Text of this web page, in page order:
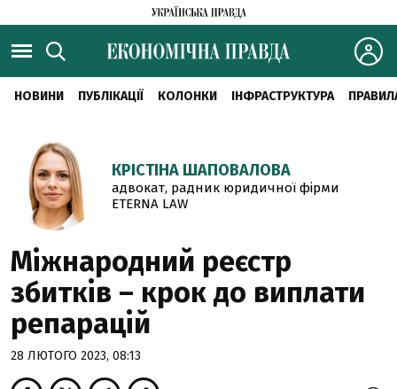
НОВИНИ ПУБЛІКАЦІЇ КОЛОНКИ ІНФРАСТРУКТУРА
КРІСТІНА ШАПОВАЛОВА
адвокат, радник юридичної фірми
ETERNA LAW
Міжнародний реєстр
збитків – крок до виплати
репарацій
28 ЛЮТОГО 2023, 08:13